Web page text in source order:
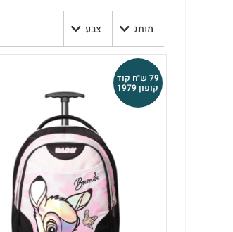
מותג צבע
79 ש"ח קוד
קופון 1979